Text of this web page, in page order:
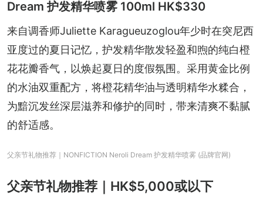
Dream 护发精华喷雾 100ml HK$330
来自调香师Juliette Karagueuzoglou年少时在突尼西
亚度过的夏日记忆，护发精华散发轻盈和煦的纯白橙
花花瓣香气，以焕起夏日的度假氛围。采用黄金比例
的水油双重配方，将橙花精华油与透明精华水糅合，
为黯沉发丝深层滋养和修护的同时，带来清爽不黏腻
的舒适感。
父亲节礼物推荐｜NONFICTION Neroli Dream 护发精华喷雾 (品牌官网)
父亲节礼物推荐｜HK$5,000或以下